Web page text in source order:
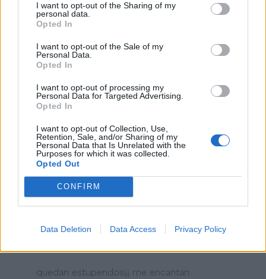
I want to opt-out of the Sharing of my
personal data.
Opted In
I want to opt-out of the Sale of my
Personal Data.
Opted In
I want to opt-out of processing my
Personal Data for Targeted Advertising.
Opted In
I want to opt-out of Collection, Use,
Retention, Sale, and/or Sharing of my
Personal Data that Is Unrelated with the
Purposes for which it was collected.
Opted Out
CONFIRM
Data Deletion Data Access Privacy Policy
18 COMENTARIOS
Anónimo
18 DE ENERO DE 2015 A LAS 17:49
Muy fácil y muy rico, una buena idea, Gracias!!
Responder
La cocina de Cris y Laura
quedan estupendos¡¡¡ me encantan.